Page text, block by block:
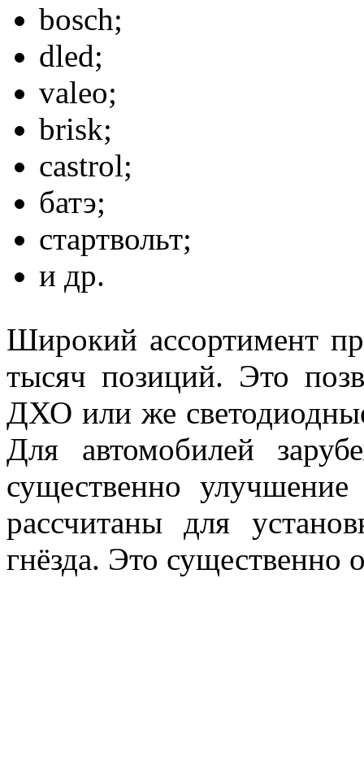
​bosch;
​dled;
​valeo;
​brisk;
​castrol;
​батэ;
​стартвольт;
​и др.
Широкий ассортимент
тысяч позиций. Это
ДХО или же
Для автомобилей
существенно
рассчитаны для
гнёзда. Это существенно